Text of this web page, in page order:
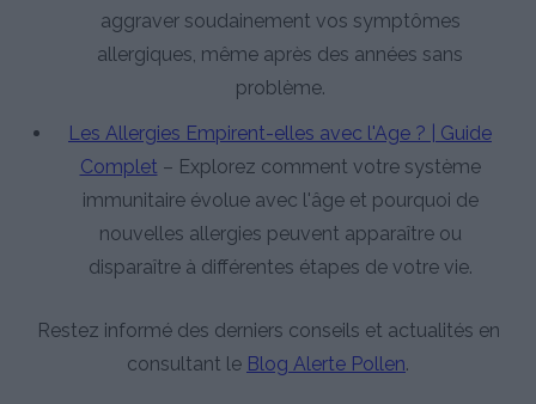
aggraver soudainement vos symptômes
allergiques, même après des années sans
problème.
Les Allergies Empirent-elles avec l'Age ? | Guide
Complet – Explorez comment votre système
immunitaire évolue avec l'âge et pourquoi de
nouvelles allergies peuvent apparaître ou
disparaître à différentes étapes de votre vie.
Restez informé des derniers conseils et actualités en
consultant le Blog Alerte Pollen.